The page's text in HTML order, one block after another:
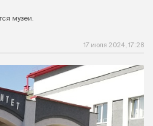
музеи.
17 июля 2024, 17:28